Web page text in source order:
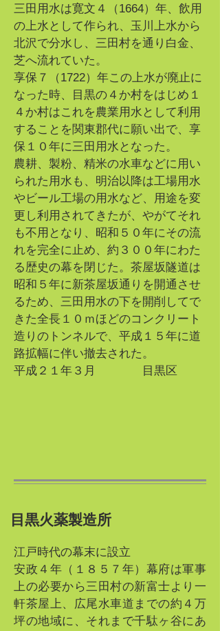
三田用水は寛文４（1664）年、飲用
の上水として作られ、玉川上水から
北沢で分水し、三田村を通り白金、
芝へ流れていた。
享保７（1722）年この上水が廃止に
なった時、目黒の４か村をはじめ１
４か村はこれを農業用水として利用
することを関東郡代に願い出で、享
保１０年に三田用水となった。
農耕、製粉、精米の水車などに用い
られた用水も、明治以降は工場用水
やビール工場の用水など、用途を変
更し利用されてきたが、やがてそれ
も不用となり、昭和５０年にその流
れを完全に止め、約３００年にわた
る歴史の幕を閉じた。茶屋坂隧道は
昭和５年に新茶屋坂通りを開通させ
るため、三田用水の下を開削してで
きた全長１０ｍほどのコンクリート
造りのトンネルで、平成１５年に道
路拡幅に伴い撤去された。
平成２１年３月 目黒区
目黒火薬製造所
江戸時代の幕末に設立
安政４年（１８５７年）幕府は軍事
上の必要から三田村の新富士より一
軒茶屋上、広尾水車道までの約４万
坪の地域に、それまで千駄ヶ谷にあ